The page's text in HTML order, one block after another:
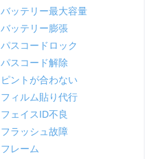
バッテリー最大容量
バッテリー膨張
パスコードロック
パスコード解除
ピントが合わない
フィルム貼り代行
フェイスID不良
フラッシュ故障
フレーム